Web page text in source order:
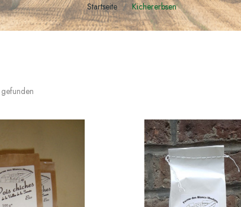
Startseite Kichererbsen